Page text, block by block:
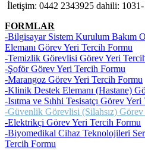
İletişim: 0442 2343925 dahili:
FORMLAR
-Bilgisayar Sistem Kurulum Bakım
Elemanı Görev Yeri Tercih Formu
-Temizlik Görevlisi Görev Yeri
-Şoför Görev Yeri Tercih Formu
-Marangoz Görev Yeri Tercih Formu
-Klinik Destek Elemanı (Hastane)
-Isıtma ve Sıhhi Tesisatçı Görev
-Güvenlik Görevlisi (Silahsız)
-Elektrikçi Görev Yeri Tercih Formu
-Biyomedikal Cihaz Teknolojileri
Tercih Formu